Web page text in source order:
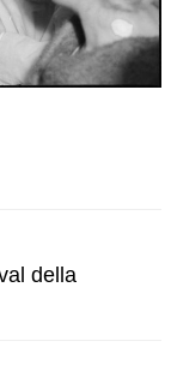
della